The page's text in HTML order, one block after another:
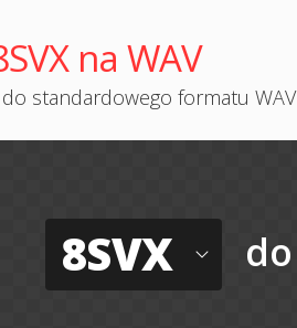
na WAV
standardowego formatu WAV
8SVX do